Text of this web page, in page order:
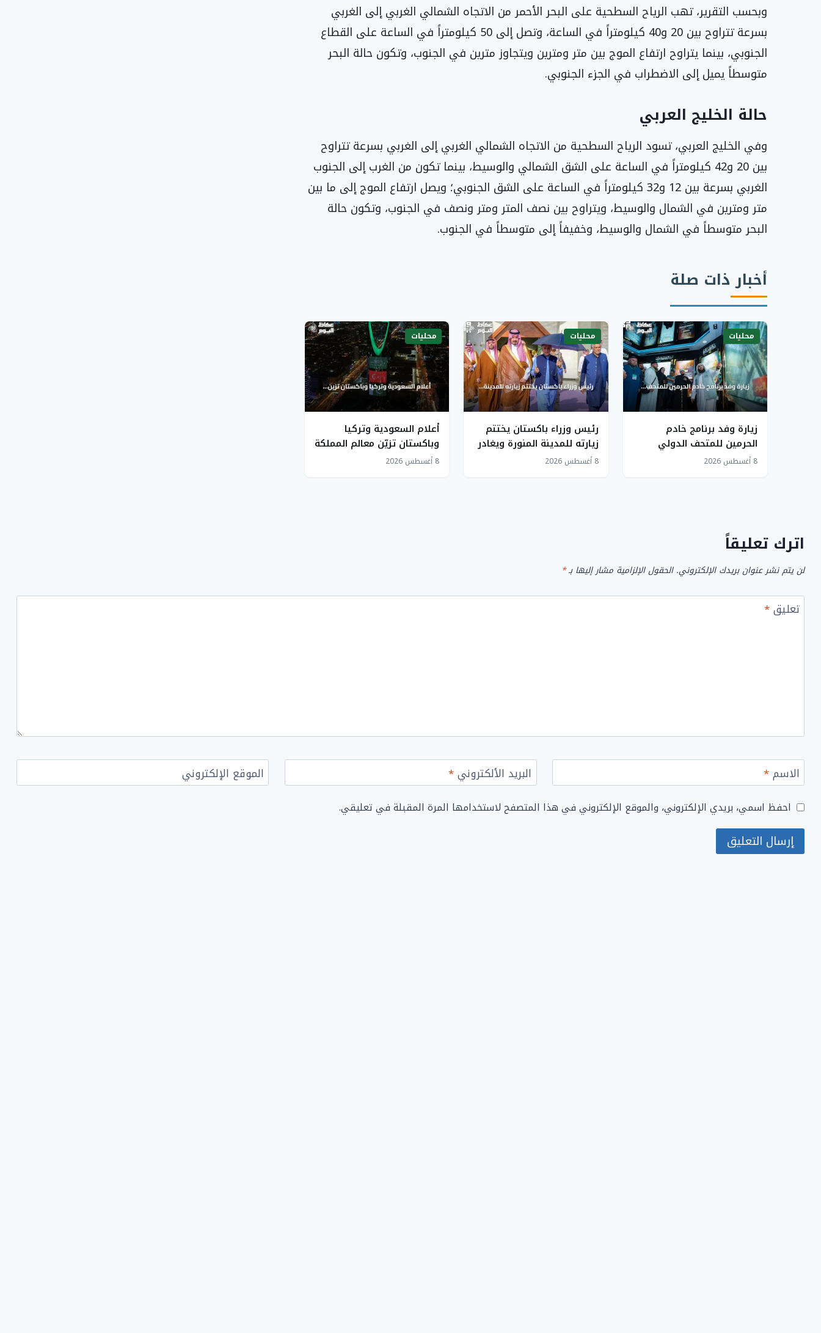
وبحسب التقرير، تهب الرياح السطحية على البحر الأحمر من الاتجاه الشمالي الغربي إلى الغربي
بسرعة تتراوح بين 20 و40 كيلومتراً في الساعة، وتصل إلى 50 كيلومتراً في الساعة على القطاع
الجنوبي، بينما يتراوح ارتفاع الموج بين متر ومترين ويتجاوز مترين في الجنوب، وتكون حالة البحر
متوسطاً يميل إلى الاضطراب في الجزء الجنوبي.
حالة الخليج العربي
وفي الخليج العربي، تسود الرياح السطحية من الاتجاه الشمالي الغربي إلى الغربي بسرعة تتراوح
بين 20 و42 كيلومتراً في الساعة على الشق الشمالي والوسيط، بينما تكون من الغرب إلى الجنوب
الغربي بسرعة بين 12 و32 كيلومتراً في الساعة على الشق الجنوبي؛ ويصل ارتفاع الموج إلى ما بين
متر ومترين في الشمال والوسيط، ويتراوح بين نصف المتر ومتر ونصف في الجنوب، وتكون حالة
البحر متوسطاً في الشمال والوسيط، وخفيفاً إلى متوسطاً في الجنوب.
أخبار ذات صلة
محليات
زيارة وفد برنامج خادم
الحرمين للمتحف الدولي
للسيرة النبوية بالمدينة
8 أغسطس 2026
محليات
رئيس وزراء باكستان يختتم
زيارته للمدينة المنورة ويغادر
بعد الصلاة في المسجد
8 أغسطس 2026
محليات
أعلام السعودية وتركيا
وباكستان تزيّن معالم المملكة
احتفاءً باتفاقية مكة للدفاع
8 أغسطس 2026
اترك تعليقاً
لن يتم نشر عنوان بريدك الإلكتروني. الحقول الإلزامية مشار إليها بـ*
تعليق*
الاسم* البريد الألكتروني* الموقع الإلكتروني
احفظ اسمي، بريدي الإلكتروني، والموقع الإلكتروني في هذا المتصفح لاستخدامها المرة المقبلة في تعليقي.